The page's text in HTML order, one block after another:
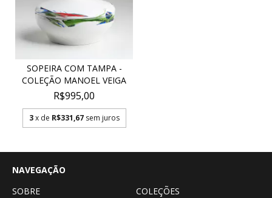
SOPEIRA COM TAMPA -
COLEÇÃO MANOEL VEIGA
R$995,00
3 x de R$331,67 sem juros
NAVEGAÇÃO
SOBRE
COLEÇÕES